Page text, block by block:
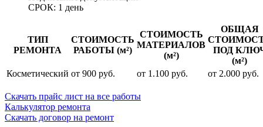
СРОК: 1 день
ТИП
РЕМОНТА
СТОИМОСТЬ
РАБОТЫ (м²)
СТОИМОСТЬ
МАТЕРИАЛОВ
(м²)
ОБЩАЯ
ПОД
(м²)
Косметический от 900 руб. от 1.100 руб. от 2.000 руб.
Скачать прайс лист на все работы
Калькулятор ремонта
Скачать договор на ремонт